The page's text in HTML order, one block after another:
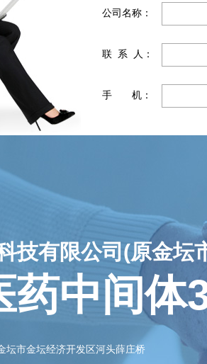
公司名称：
联 系 人：
手 机：
技有限公司(原金坛
药中间体
市金坛经济开发区河头薛庄桥